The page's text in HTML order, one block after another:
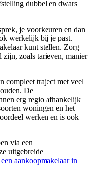
dubbel en dwars
je voorkeuren en dan
werkelijk bij je past.
kunt stellen. Zorg
zijn, zoals tarieven, manier
compleet traject met veel
De
erg regio afhankelijk
woningen en het
werken en is ook
via een
uitgebreide
aankoopmakelaar in